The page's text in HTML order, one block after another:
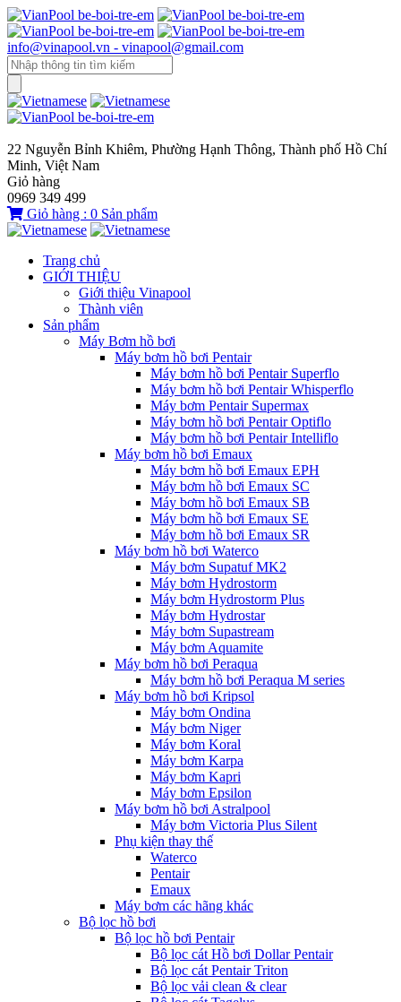
info@vinapool.vn - vinapool@gmail.com
22 Nguyễn Bỉnh Khiêm, Phường Hạnh Thông, Thành phố Hồ Chí
Minh, Việt Nam
Giỏ hàng
0969 349 499
Giỏ hàng : 0 Sản phẩm
Trang chủ
GIỚI THIỆU
Giới thiệu Vinapool
Thành viên
Sản phẩm
Máy Bơm hồ bơi
Máy bơm hồ bơi Pentair
Máy bơm hồ bơi Pentair Superflo
Máy bơm hồ bơi Pentair Whisperflo
Máy bơm Pentair Supermax
Máy bơm hồ bơi Pentair Optiflo
Máy bơm hồ bơi Pentair Intelliflo
Máy bơm hồ bơi Emaux
Máy bơm hồ bơi Emaux EPH
Máy bơm hồ bơi Emaux SC
Máy bơm hồ bơi Emaux SB
Máy bơm hồ bơi Emaux SE
Máy bơm hồ bơi Emaux SR
Máy bơm hồ bơi Waterco
Máy bơm Supatuf MK2
Máy bơm Hydrostorm
Máy bơm Hydrostorm Plus
Máy bơm Hydrostar
Máy bơm Supastream
Máy bơm Aquamite
Máy bơm hồ bơi Peraqua
Máy bơm hồ bơi Peraqua M series
Máy bơm hồ bơi Kripsol
Máy bơm Ondina
Máy bơm Niger
Máy bơm Koral
Máy bơm Karpa
Máy bơm Kapri
Máy bơm Epsilon
Máy bơm hồ bơi Astralpool
Máy bơm Victoria Plus Silent
Phụ kiện thay thế
Waterco
Pentair
Emaux
Máy bơm các hãng khác
Bộ lọc hồ bơi
Bộ lọc hồ bơi Pentair
Bộ lọc cát Hồ bơi Dollar Pentair
Bộ lọc cát Pentair Triton
Bộ lọc vải clean & clear